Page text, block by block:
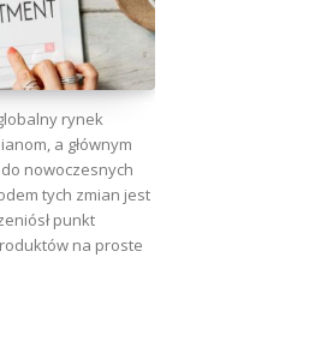
rynek
a głównym
nowoczesnych
tych zmian jest
punkt
na proste